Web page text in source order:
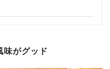
味がグッド